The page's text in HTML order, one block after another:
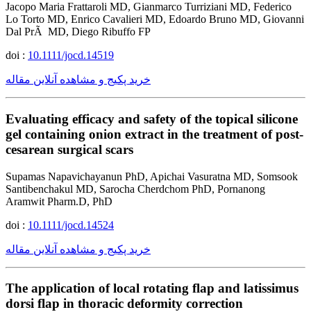
Jacopo Maria Frattaroli MD, Gianmarco Turriziani MD, Federico
Lo Torto MD, Enrico Cavalieri MD, Edoardo Bruno MD, Giovanni
Dal PrÃ MD, Diego Ribuffo FP
doi : 10.1111/jocd.14519
خرید پکیج و مشاهده آنلاین مقاله
Evaluating efficacy and safety of the topical silicone
gel containing onion extract in the treatment of post-
cesarean surgical scars
Supamas Napavichayanun PhD, Apichai Vasuratna MD, Somsook
Santibenchakul MD, Sarocha Cherdchom PhD, Pornanong
Aramwit Pharm.D, PhD
doi : 10.1111/jocd.14524
خرید پکیج و مشاهده آنلاین مقاله
The application of local rotating flap and latissimus
dorsi flap in thoracic deformity correction